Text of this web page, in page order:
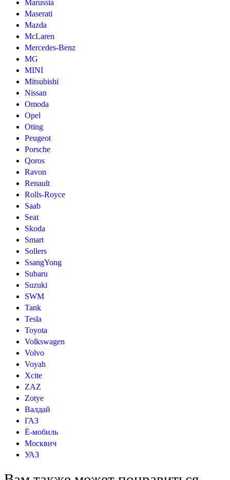
Marussia
Maserati
Mazda
McLaren
Mercedes-Benz
MG
MINI
Mitsubishi
Nissan
Omoda
Opel
Oting
Peugeot
Porsche
Qoros
Ravon
Renault
Rolls-Royce
Saab
Seat
Skoda
Smart
Sollers
SsangYong
Subaru
Suzuki
SWM
Tank
Tesla
Toyota
Volkswagen
Volvo
Voyah
Xcite
ZAZ
Zotye
Валдай
ГАЗ
Ё-мобиль
Москвич
УАЗ